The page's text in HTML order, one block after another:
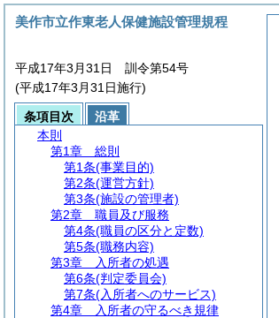
美作市立作東老人保健施設管理規程
平成17年3月31日 訓令第54号
(平成17年3月31日施行)
条項目次
沿革
本則
第1章
総則
第1条(事業目的)
第2条(運営方針)
第3条(施設の管理者)
第2章
職員及び服務
第4条(職員の区分と定数)
第5条(職務内容)
第3章
入所者の処遇
第6条(判定委員会)
第7条(入所者へのサービス)
第4章
入所者の守るべき規律